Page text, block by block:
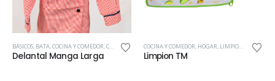
BÁSICOS, BATA,COCINA Y COMEDOR,COLEGIO , DELANTAL,DELANTALES, GENERAL,HOGAR
Delantal Manga Larga
COCINA Y COMEDOR, HOGAR, LIMPIONES
Limpion TM